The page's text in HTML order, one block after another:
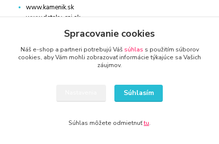
www.kamenik.sk
www.detsky-raj.sk
www.detskaradost.sk
www.detsky-hrdina.sk
www.domaci-milacik.sk
www.hracky-online.sk
www.skolsky-batoh.sk
www.potraviny-online.sk
Spracovanie cookies
Náš e-shop a partneri potrebujú Váš súhlas s použitím súborov
cookies, aby Vám mohli zobrazovať informácie týkajúce sa Vašich
záujmov.
Súhlasím
Súhlas môžete odmietnuťtu.